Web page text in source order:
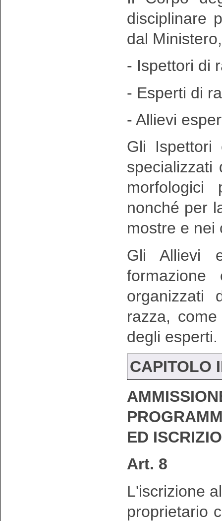
disciplinare
dal
- Ispettori di
- Esperti di
- Allievi
Gli
specializzati
morfologici
nonché per
mostre e
Gli Allievi
organizzati
razza,
degli esperti.
CAPITOLO
ED
Art. 8
L'iscrizione
proprietario